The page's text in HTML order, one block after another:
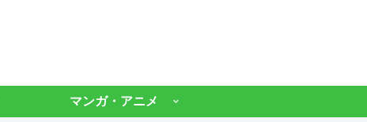
マンガ・アニメ